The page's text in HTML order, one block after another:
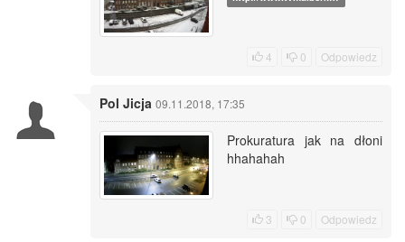
4 0 Odpowiedz
Pol Jicja 09.11.2018, 17:35
Prokuratura jak na dłoni
hhahahah
3 0 Odpowiedz